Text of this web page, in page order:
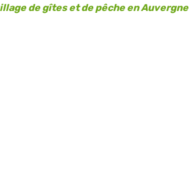
de gîtes et de pêche en Auvergne